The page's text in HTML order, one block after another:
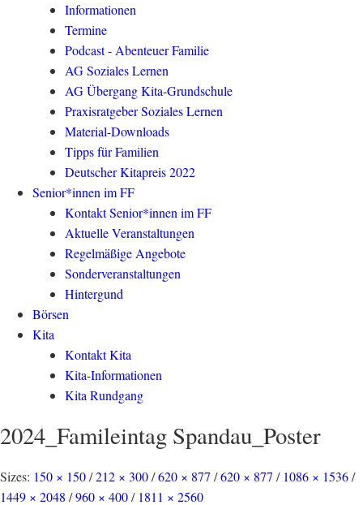
Informationen
Termine
Podcast - Abenteuer Familie
AG Soziales Lernen
AG Übergang Kita-Grundschule
Praxisratgeber Soziales Lernen
Material-Downloads
Tipps für Familien
Deutscher Kitapreis 2022
Senior*innen im FF
Kontakt Senior*innen im FF
Aktuelle Veranstaltungen
Regelmäßige Angebote
Sonderveranstaltungen
Hintergund
Börsen
Kita
Kontakt Kita
Kita-Informationen
Kita Rundgang
2024_Famileintag Spandau_Poster
Sizes: 150 × 150/212 × 300/620 × 877 /620 × 877 / 1086 × 1536/
1449 × 2048 /960 × 400/ 1811 × 2560